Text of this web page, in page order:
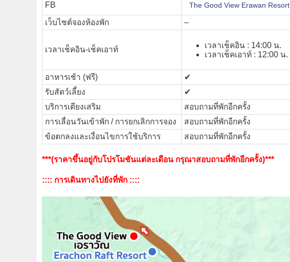
FB
The Good View Erawan Resort
เว็บไซต์จองห้องพัก –
เวลาเช็คอิน-เช็คเอาท์
เวลาเช็คอิน : 14:00 น.
เวลาเช็คเอาท์ : 12:00 น.
อาหารเช้า (ฟรี)
✔︎
รับสัตว์เลี้ยง
✔︎
บริการเตียงเสริม
สอบถามที่พักอีกครั้ง
การเลื่อนวันเข้าพัก / การยกเลิกการจอง
สอบถามที่พักอีกครั้ง
ข้อตกลงและเงื่อนไขการใช้บริการ
สอบถามที่พักอีกครั้ง
***(ราคาขึ้นอยู่กับโปรโมชันแต่ละเดือน กรุณาสอบถามที่พักอีกครั้ง)***
:::: การเดินทางไปยังที่พัก ::::